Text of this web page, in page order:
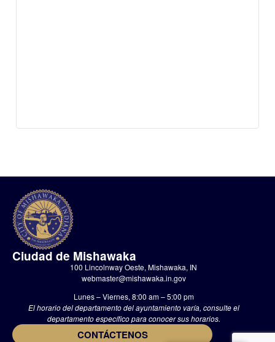
Ciudad de Mishawaka
100 Lincolnway Oeste, Mishawaka, IN
webmaster@mishawaka.in.gov
Lunes – Viernes, 8:00 am – 5:00 pm
El horario del departamento del ayuntamiento varía, consulte el
departamento específico para conocer sus horarios.
CONTÁCTENOS